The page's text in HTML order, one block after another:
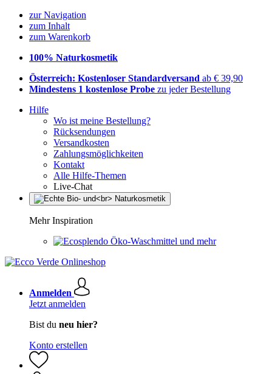
zur Navigation
zum Inhalt
zum Warenkorb
100% Naturkosmetik
Österreich: Kostenloser Standardversand ab € 39,90
Mindestens 1 kostenlose Probe zu jeder Bestellung
Hilfe
Wo ist meine Bestellung?
Rücksendungen
Versandkosten
Zahlungsmöglichkeiten
Kontakt
Alle Hilfe-Themen
Live-Chat
Mehr Inspiration
Öko-Waschmittel und mehr
Anmelden
Jetzt anmelden
Bist du neu hier?
Konto erstellen